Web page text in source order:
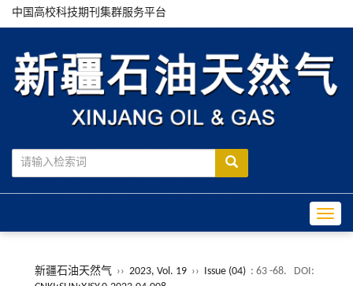
中国高校科技期刊集群服务平台
新疆石油天然气 ›› 2023, Vol. 19 ›› Issue (04) : 63 -68.
DOI: